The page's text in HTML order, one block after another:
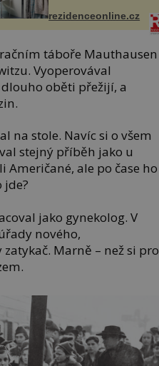
rezidenceonline.cz
táboře Mauthausen
Vyoperovával
oběti přežijí, a
na stole. Navíc si o všem
stejný příběh jako u
ale po čase ho
jde?
jako gynekolog. V
nového,
Marně – než si pro